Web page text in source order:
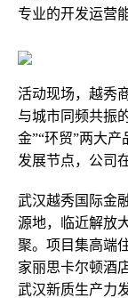
专业的开发运营
活动现场，越秀
与城市同频共振
金”“环贸”两大
发展节点，公司
武汉越秀国际金
源地，临近解放
聚。项目集高端
家丽思卡尔顿酒
武汉新质生产力